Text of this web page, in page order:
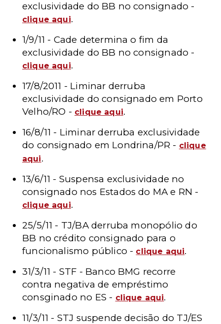
exclusividade do BB no consignado -
clique aqui.
1/9/11 - Cade determina o fim da
exclusividade do BB no consignado -
clique aqui.
17/8/2011 - Liminar derruba
exclusividade do consignado em Porto
Velho/RO - clique aqui.
16/8/11 - Liminar derruba exclusividade
do consignado em Londrina/PR - clique
aqui.
13/6/11 - Suspensa exclusividade no
consignado nos Estados do MA e RN -
clique aqui.
25/5/11 - TJ/BA derruba monopólio do
BB no crédito consignado para o
funcionalismo público - clique aqui.
31/3/11 - STF - Banco BMG recorre
contra negativa de empréstimo
consginado no ES - clique aqui.
11/3/11 - STJ suspende decisão do TJ/ES